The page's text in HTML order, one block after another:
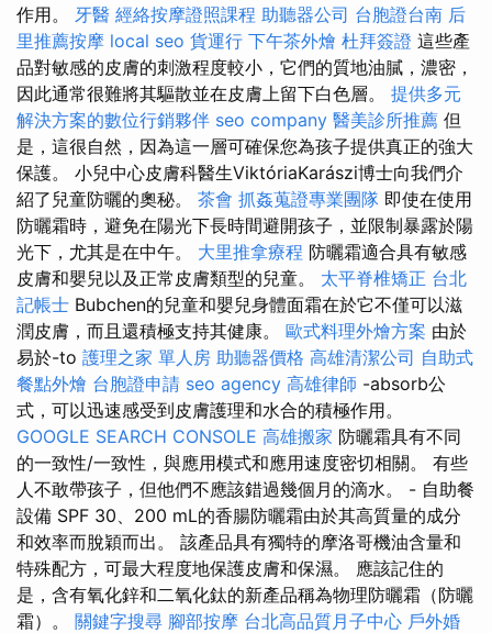
作用。 牙醫 經絡按摩證照課程 助聽器公司 台胞證台南 后
里推薦按摩 local seo 貨運行 下午茶外燴 杜拜簽證 這些產
品對敏感的皮膚的刺激程度較小，它們的質地油膩，濃密，
因此通常很難將其驅散並在皮膚上留下白色層。 提供多元
解決方案的數位行銷夥伴 seo company 醫美診所推薦 但
是，這很自然，因為這一層可確保您為孩子提供真正的強大
保護。 小兒中心皮膚科醫生ViktóriaKarászi博士向我們介
紹了兒童防曬的奧秘。 茶會 抓姦蒐證專業團隊 即使在使用
防曬霜時，避免在陽光下長時間避開孩子，並限制暴露於陽
光下，尤其是在中午。 大里推拿療程 防曬霜適合具有敏感
皮膚和嬰兒以及正常皮膚類型的兒童。 太平脊椎矯正 台北
記帳士 Bubchen的兒童和嬰兒身體面霜在於它不僅可以滋
潤皮膚，而且還積極支持其健康。 歐式料理外燴方案 由於
易於-to 護理之家 單人房 助聽器價格 高雄清潔公司 自助式
餐點外燴 台胞證申請 seo agency 高雄律師 -absorb公
式，可以迅速感受到皮膚護理和水合的積極作用。
GOOGLE SEARCH CONSOLE 高雄搬家 防曬霜具有不同
的一致性/一致性，與應用模式和應用速度密切相關。 有些
人不敢帶孩子，但他們不應該錯過幾個月的滴水。 - 自助餐
設備 SPF 30、200 mL的香腸防曬霜由於其高質量的成分
和效率而脫穎而出。 該產品具有獨特的摩洛哥機油含量和
特殊配方，可最大程度地保護皮膚和保濕。 應該記住的
是，含有氧化鋅和二氧化鈦的新產品稱為物理防曬霜（防曬
霜）。 關鍵字搜尋 腳部按摩 台北高品質月子中心 戶外婚